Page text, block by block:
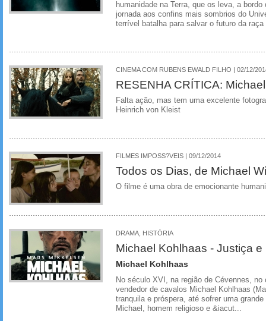
humanidade na Terra, que os leva, a
jornada aos confins mais sombrios do
terrível batalha para salvar o futuro da raça
CINEMA COM RUBENS EWALD FILHO | 02/12/
RESENHA CRÍTICA:
Falta ação, mas tem uma excelente
Heinrich von Kleist
FILMES IMPOSS?VEIS | 09/12/2014
Todos os Dias, de Michael
O filme é uma obra de emocionante
DRAMA, HISTÓRIA
Michael Kohlhaas - Justiça e
Michael Kohlhaas
No século XVI, na região de Cévennes,
vendedor de cavalos Michael Kohlhaas
tranquila e próspera, até sofrer uma
Michael, homem religioso e &iacut...